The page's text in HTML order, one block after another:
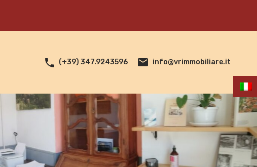
(+39) 347.9243596 info@vrimmobiliare.it